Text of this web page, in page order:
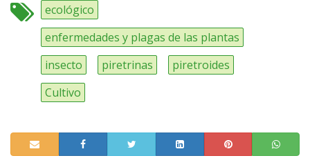
ecológico
enfermedades y plagas de las plantas
insecto
piretrinas
piretroides
Cultivo